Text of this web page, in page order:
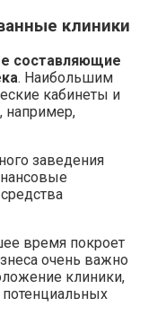
клиники
составляющие
. Наибольшим
кабинеты и
например,
заведения
время покроет
очень важно
клиники,
потенциальных